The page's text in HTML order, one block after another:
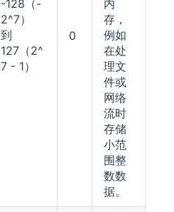
-128（-
2^7）
到
127（2^
7 - 1）
0
内
存，
例如
在处
理文
件或
网络
流时
存储
小范
围整
数数
据。